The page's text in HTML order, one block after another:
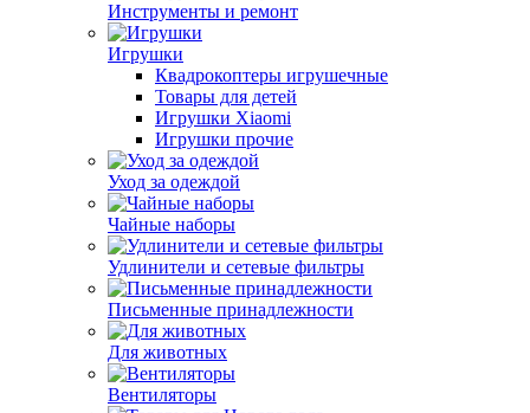
Инструменты и ремонт
Игрушки
Квадрокоптеры игрушечные
Товары для детей
Игрушки Xiaomi
Игрушки прочие
Уход за одеждой
Чайные наборы
Удлинители и сетевые фильтры
Письменные принадлежности
Для животных
Вентиляторы